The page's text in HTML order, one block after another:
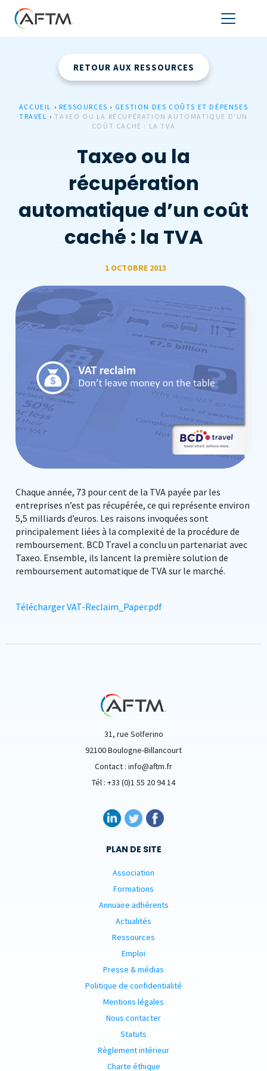
RETOUR AUX RESSOURCES
ACCUEIL › RESSOURCES › GESTION DES COÛTS ET DÉPENSES
TRAVEL ›TAXEO OU LA RÉCUPÉRATION AUTOMATIQUE D’UN
COÛT CACHÉ : LA TVA
Taxeo ou la
récupération
automatique d’un coût
caché : la TVA
1 OCTOBRE 2013
Chaque année, 73 pour cent de la TVA payée par les
entreprises n’est pas récupérée, ce qui représente environ
5,5 milliards d’euros. Les raisons invoquées sont
principalement liées à la complexité de la procédure de
remboursement. BCD Travel a conclu un partenariat avec
Taxeo. Ensemble, ils lancent la première solution de
remboursement automatique de TVA sur le marché.
Télécharger VAT-Reclaim_Paper.pdf
31, rue Solferino
92100 Boulogne-Billancourt
Contact : info@aftm.fr
Tél : +33 (0)1 55 20 94 14
PLAN DE SITE
Association
Formations
Annuaire adhérents
Actualités
Ressources
Emploi
Presse & médias
Politique de confidentialité
Mentions légales
Nous contacter
Statuts
Règlement intérieur
Charte éthique